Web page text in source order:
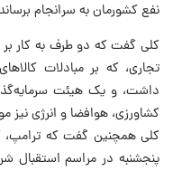
نفع کشورمان به سرانجام
کلی گفت که دو طرف به کار
تجاری، که بر مبادلات
داشت، و یک هیئت
کشاورزی، هوافضا و انرژی
کلی همچنین گفت که ترامپ،
پنجشنبه در مراسم